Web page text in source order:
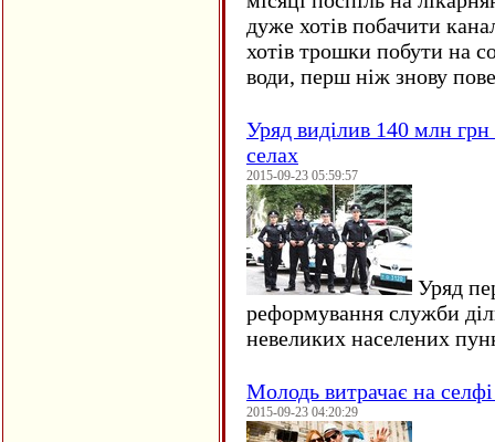
дуже хотів побачити
хотів трошки побути на
води, перш ніж знову
Уряд виділив 140 млн
селах
2015-09-23 05:59:57
Уряд
реформування служби
невеликих населених
Молодь витрачає на
2015-09-23 04:20:29